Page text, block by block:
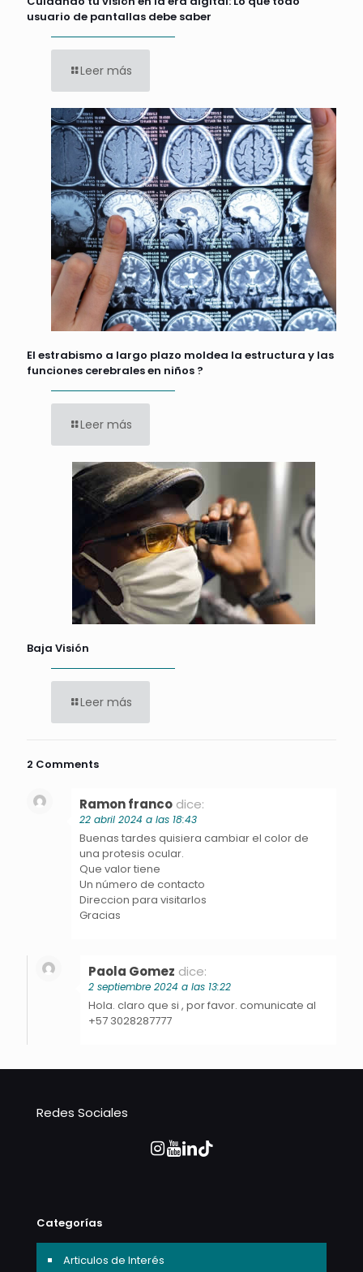
usuario de pantallas debe saber
Leer más
El estrabismo a largo plazo moldea la estructura y las
funciones cerebrales en niños ?
Leer más
Baja Visión
Leer más
2 Comments
Ramon franco dice:
22 abril 2024 a las 18:43
Buenas tardes quisiera cambiar el color de
una protesis ocular.
Que valor tiene
Un número de contacto
Direccion para visitarlos
Gracias
Paola Gomez dice:
2 septiembre 2024 a las 13:22
Hola. claro que si , por favor. comunicate al
+57 3028287777
Redes Sociales
Categorías
Articulos de Interés